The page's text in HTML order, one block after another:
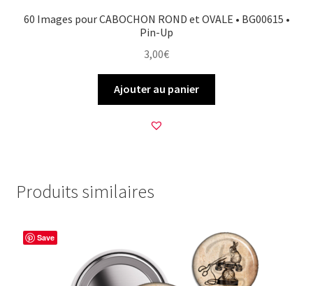
60 Images pour CABOCHON ROND et OVALE • BG00615 •
Pin-Up
3,00€
Ajouter au panier
Produits similaires
Save